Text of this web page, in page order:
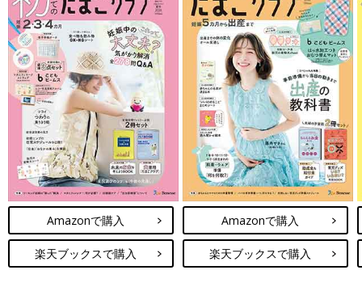
Amazonで購入
楽天ブックスで購入
Amazonで購入
楽天ブックスで購入